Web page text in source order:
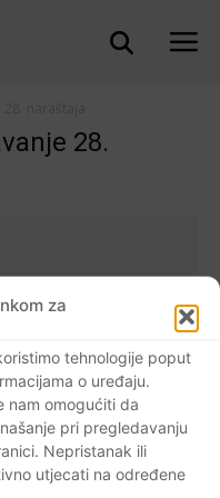
za
tehnologije poput
o uređaju.
nam omogućiti da
pri pregledavanju
Nepristanak ili
utjecati na određene
28.